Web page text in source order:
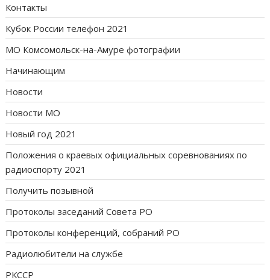
Контакты
Кубок России телефон 2021
МО Комсомольск-на-Амуре фотографии
Начинающим
Новости
Новости МО
Новый год 2021
Положения о краевых официальных соревнованиях по
радиоспорту 2021
Получить позывной
Протоколы заседаний Совета РО
Протоколы конференций, собраний РО
Радиолюбители на службе
РКССР